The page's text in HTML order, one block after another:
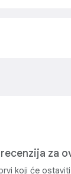
za
koji će